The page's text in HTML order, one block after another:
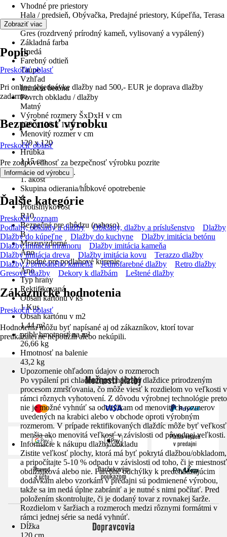
Vhodné pre priestory
Hala / predsieň, Obývačka, Predajné priestory, Kúpeľňa, Terasa
Materiál
Gres (rozdrvený prírodný kameň, vylisovaný a vypálený)
Základná farba
Hnedá
Farebný odtieň
Taupe
Vzhľad
Imitácia betónu
Povrch obkladu / dlažby
Matný
Výrobné rozmery ŠxDxH v cm
120 x 120 x 1.15 cm
Menovitý rozmer v cm
120 x 120
Hrúbka
1,15 cm
Trieda
1. akosť
Skupina odierania/hĺbkové opotrebenie
4
Protišmykovosť
R10
Bezpečné pre chôdzu (naboso)
B
Mrazuvzdorné
Áno
Vhodné pre podlahové kúrenie
Áno
Typ hrany
Rektifikovaná
Obsah kartónu v ks
1 Kus
Obsah kartónu v m2
1,44 m²
pribl. hmotnosť na m²
26,66 kg
Hmotnosť na balenie
43,2 kg
Upozornenie ohľadom údajov o rozmeroch
Po vypálení pri chladnutí prechádzajú dlaždice prirodzeným
procesom zmršťovania, čo môže viesť k rozdielom vo veľkosti v
rámci rôznych vyhotovení. Z dôvodu výrobnej technológie preto
nie je možné vyhnúť sa odchýlkam od menovitých rozmerov
uvedených na krabici alebo v obchode oproti výrobným
rozmerom. V prípade rektifikovaných dlaždíc môže byť veľkosť
menšia ako menovitá veľkosť v závislosti od pôvodnej veľkosti.
Informácie k nákupu dlažby/obkladu
Zistite veľkosť plochy, ktorá má byť pokrytá dlažbou/obkladom,
a pripočítajte 5-10 % odpadu v závislosti od toho, či je miestnosť
obdĺžniková alebo nie. Farebné odchýlky k predchádzajúcim
dodávkam alebo vzorkám v predajni sú podmienené výrobou,
takže sa im nedá úplne zabrániť a je nutné s nimi počítať. Pred
položením skontrolujte, či je dodaný tovar z rovnakej šarže.
Rozdielom v šaržiach a rozmeroch medzi rôznymi formátmi v
rámci jednej série sa nedá vyhnúť.
Dĺžka
120 cm
Zobraziť viac
Popis
Preskočiť oblasť
Pri online objednávke dlažby nad 500,- EUR je doprava dlažby
zadarmo.
Bezpečnosť výrobku
Preskočiť oblasť
Pre zodpovednosť za bezpečnosť výrobku pozrite
Informácie od výrobcu .
Ďalšie kategórie
Preskočiť zoznam
Podlahy, obklady a dlažby
Obklady, dlažby a príslušenstvo
Dlažby
Dlažby do kúpeľne
Dlažby do kuchyne
Dlažby imitácia betónu
Dlažby imitácia mramoru
Dlažby imitácia kameňa
Dlažby imitácia dreva
Dlažby imitácia kovu
Terazzo dlažby
Dlažby z prírodného kameňa
Jednofarebné dlažby
Retro dlažby
Gresové dlažby
Dekory k dlažbám Leštené dlažby
Zákaznícke hodnotenia
Preskočiť oblasť
Hodnotenia môžu byť napísané aj od zákazníkov, ktorí tovar
preukázateľne nepoužili alebo nekúpili.
Možnosti platby
Dopravcovia